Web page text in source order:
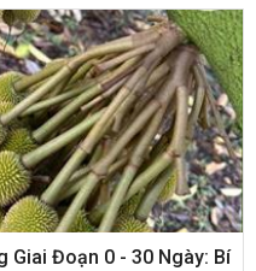
Giai Đoạn 0 - 30 Ngày: Bí